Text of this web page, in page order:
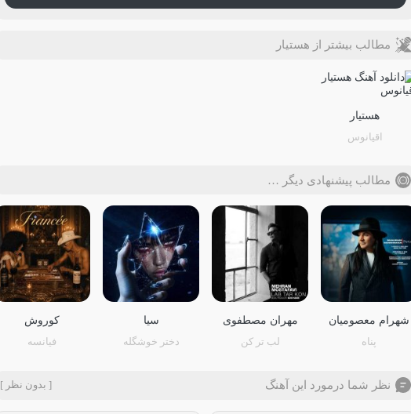
مطالب بیشتر از هستیار
هستیار
اقیانوس
مطالب پیشنهادی دیگر …
شهرام معصومیان
پناه
مهران مصطفوی
لب تر کن
سیا
دختر خوشگله
کوروش
فیانسه
نظر شما درمورد این آهنگ [ بدون نظر ]